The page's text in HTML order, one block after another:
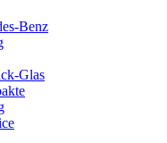
Benz
Glas